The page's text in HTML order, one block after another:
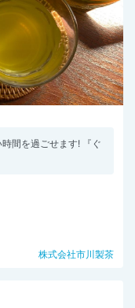
間を過ごせます! 『ぐ
株式会社市川製茶